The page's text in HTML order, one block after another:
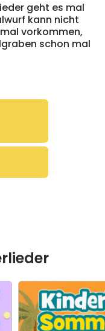
geht es mal
kann nicht
vorkommen,
schon mal
ist und
Kinderlieder-
natürlich wieder